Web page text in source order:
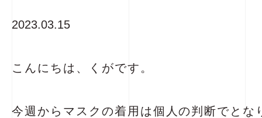
2023.03.15
こんにちは、くがです。
今週からマスクの着用は個人の判断でとな